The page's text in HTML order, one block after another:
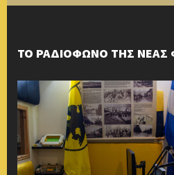
ΤΟ ΡΑΔΙΟΦΩΝΟ ΤΗΣ ΝΕΑΣ